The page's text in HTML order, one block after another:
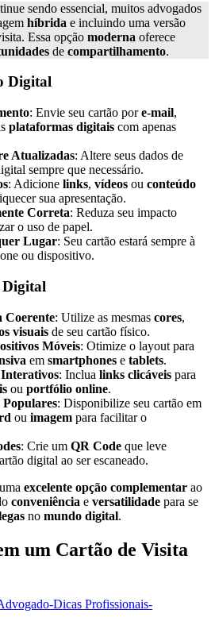
sendo essencial, muitos advogados
híbrida e incluindo uma versão
Essa opção moderna oferece
de compartilhamento.
Digital
: Envie seu cartão pore-mail,
plataformas digitais com apenas
Atualizadas: Altere seus dados de
sempre que necessário.
: Adicione links, vídeos ou conteúdo
sua apresentação.
Correta: Reduza seu impacto
o uso de papel.
Lugar: Seu cartão estará sempre à
ou dispositivo.
Coerente: Utilize as mesmas cores,
visuais de seu cartão físico.
Móveis: Otimize o layout para
em smartphones e tablets.
: Inclua links clicáveis para
ou portfólio online.
: Disponibilize seu cartão em
ou imagem para facilitar o
: Crie um QR Code que leve
digital ao ser escaneado.
excelente opção complementar ao
conveniência e versatilidade para se
no mundo digital.
um Cartão de Visita